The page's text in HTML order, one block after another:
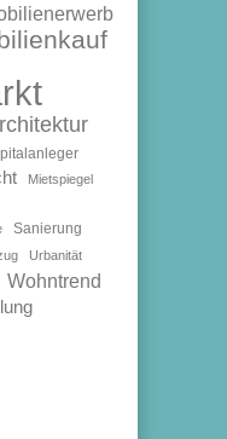
Mietspiegel
Sanierung
Urbanität
Wohntrend